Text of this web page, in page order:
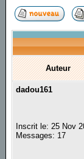
Auteur
dadou161
Inscrit le: 25 Nov
Messages: 17